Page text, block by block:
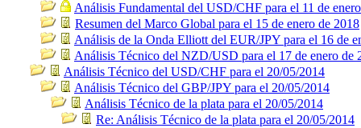
Análisis Fundamental del USD/CHF para el 11 de
Resumen del Marco Global para el 15 de enero de 2018
Análisis de la Onda Elliott del EUR/JPY para el 16 de
Análisis Técnico del NZD/USD para el 17 de enero de
Análisis Técnico del USD/CHF para el 20/05/2014
Análisis Técnico del GBP/JPY para el 20/05/2014
Análisis Técnico de la plata para el 20/05/2014
Re: Análisis Técnico de la plata para el 20/05/2014